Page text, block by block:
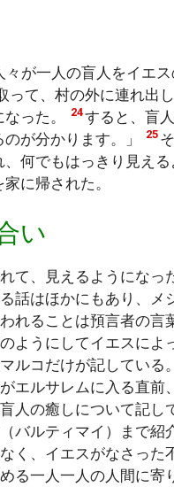
が一人の盲人をイエ
って、村の外に連れ出
った。
24すると、盲
が分かります。」
25
何でもはっきり見える
に帰された。
い
て、見えるようになっ
話はほかにもあり、メ
れることは預言者の言
ようにしてイエスによ
ルコだけが記している。
エルサレムに入る直前
人の癒しについて記し
バルティマイ）まで紹
く、イエスがなさった
る一人一人の人間に寄